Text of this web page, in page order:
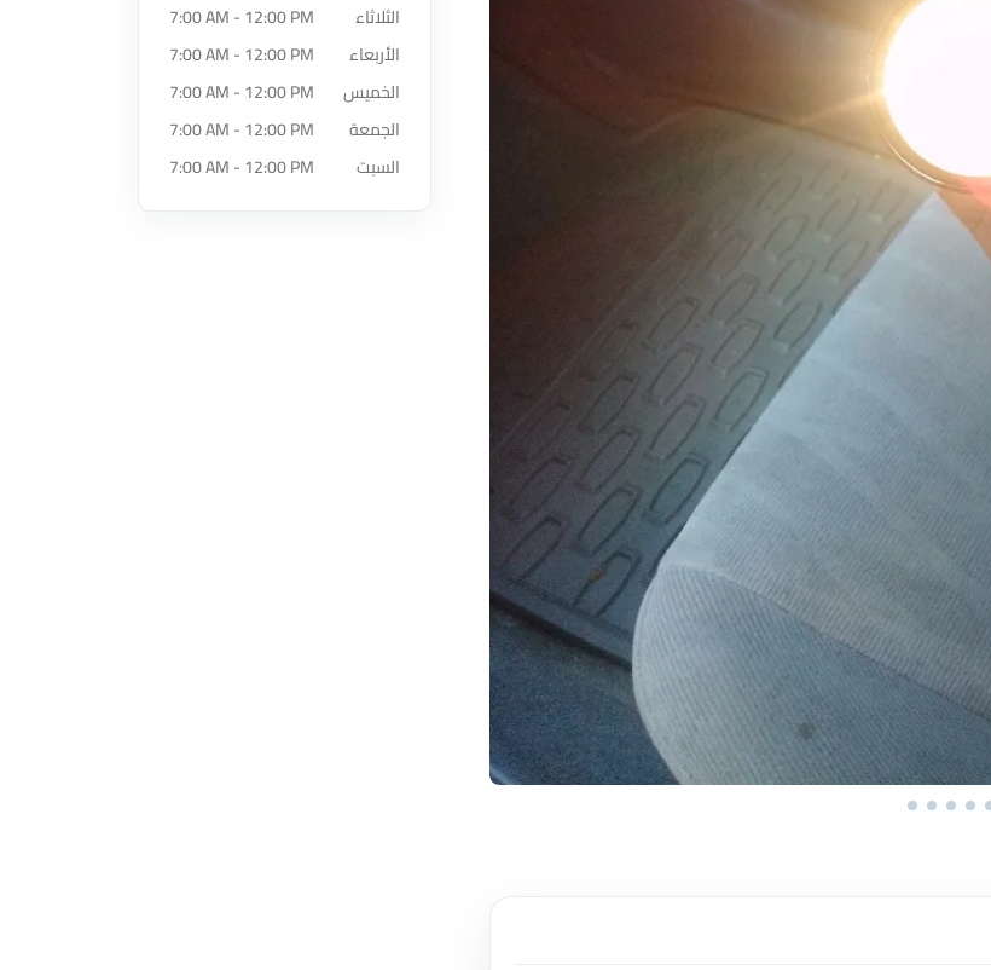
الثلاثاء
7:00 AM - 12:00 PM
الأربعاء
7:00 AM - 12:00 PM
الخميس
7:00 AM - 12:00 PM
الجمعة
7:00 AM - 12:00 PM
السبت
7:00 AM - 12:00 PM